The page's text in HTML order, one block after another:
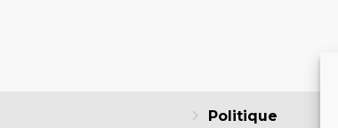
Politique